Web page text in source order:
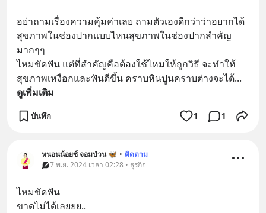
อย่าถามเรื่องความคุ้มค่าเลย ถามตัวเองดีกว่าว่าอยากได้
สุขภาพในช่องปากแบบไหนสุขภาพในช่องปากสำคัญ
มากๆๆ
ไหมขัดฟัน แต่ที่สำคัญคือต้องใช้ไหมให้ถูกวิธี จะทำให้
สุขภาพเหงือกและฟันดีขึ้น คราบหินปูนคราบต่างจะได้...
ดูเพิ่มเติม
บันทึก 1 1
หนอนน้อยซ์ จอมป่วน 🦋 • ติดตาม
7 พ.ย. 2024 เวลา 02:28 • ธุรกิจ
ไหมขัดฟัน
ขาดไม่ได้เลยยย..